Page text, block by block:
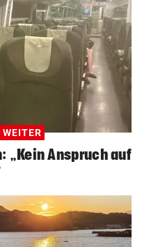
„Kein Anspruch auf